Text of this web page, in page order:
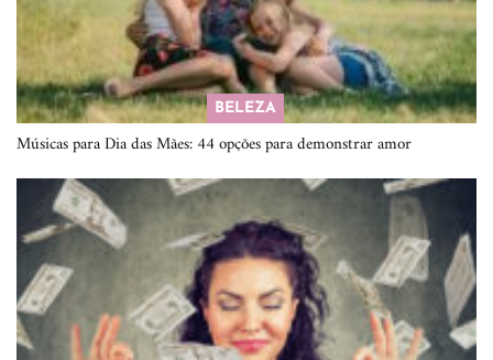
BELEZA
Músicas para Dia das Mães: 44 opções para demonstrar amor